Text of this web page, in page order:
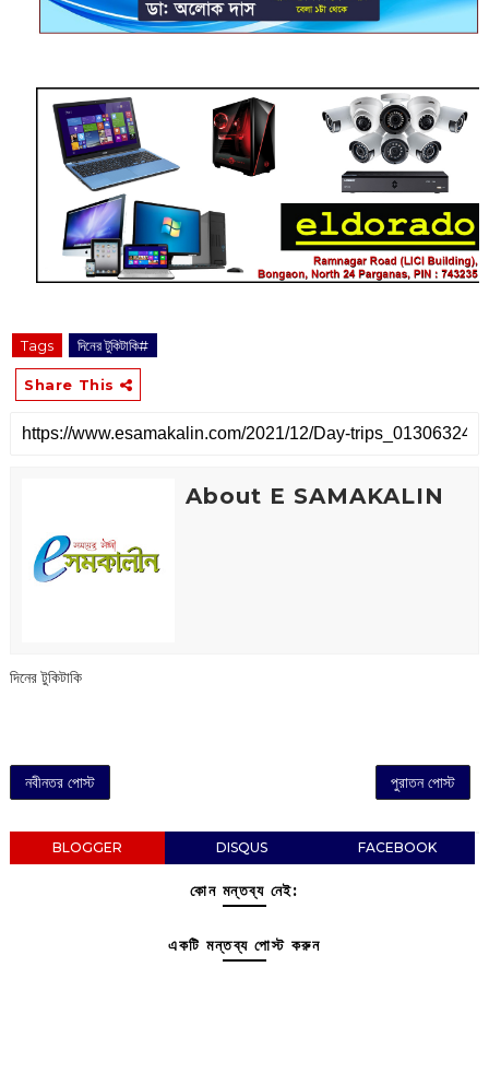
Tags দিনের টুকিটাকি#
Share This
About E SAMAKALIN
দিনের টুকিটাকি
নবীনতর পোস্ট পুরাতন পোস্ট
BLOGGER DISQUS FACEBOOK
কোন মন্তব্য নেই:
একটি মন্তব্য পোস্ট করুন